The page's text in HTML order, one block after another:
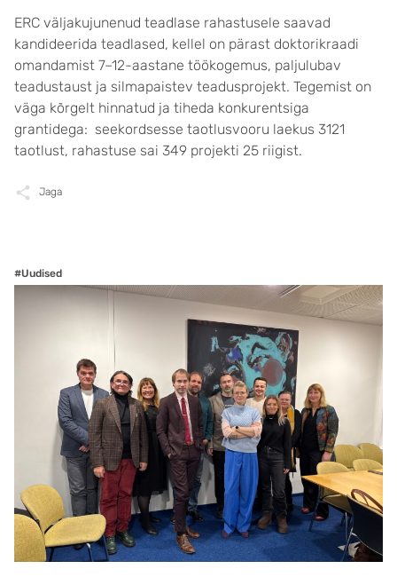
ERC väljakujunenud teadlase rahastusele saavad
kandideerida teadlased, kellel on pärast doktorikraadi
omandamist 7–12-aastane töökogemus, paljulubav
teadustaust ja silmapaistev teadusprojekt. Tegemist on
väga kõrgelt hinnatud ja tiheda konkurentsiga
grantidega: seekordsesse taotlusvooru laekus 3121
taotlust, rahastuse sai 349 projekti 25 riigist.
Jaga
#Uudised